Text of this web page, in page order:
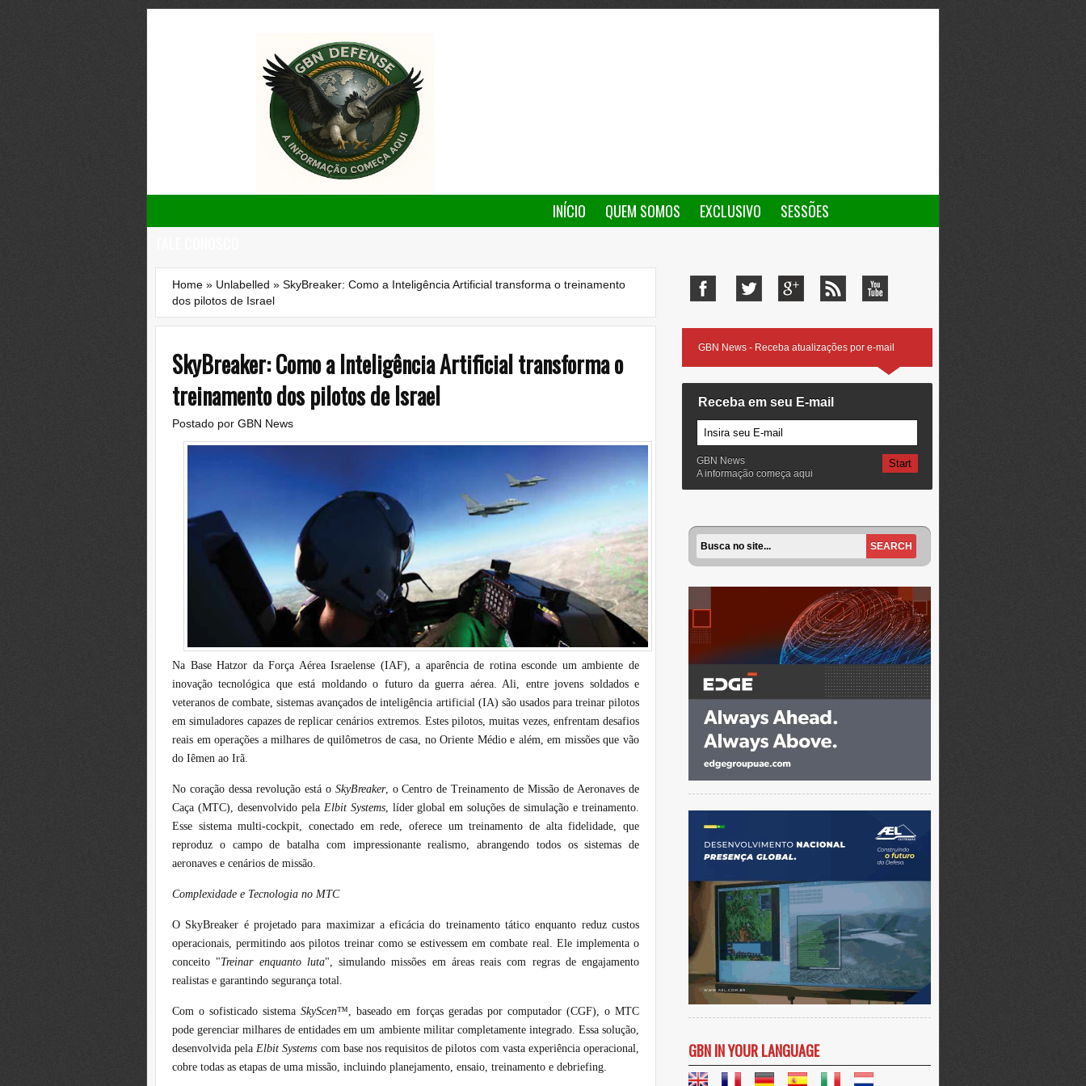
INÍCIO QUEM SOMOS EXCLUSIVO
SESSÕES
Home » Unlabelled » SkyBreaker: Como a Inteligência Artificial transforma o treinamento
dos pilotos de Israel
SkyBreaker: Como a Inteligência Artificial transforma o
treinamento dos pilotos de Israel
Postado por GBN News
Na Base Hatzor da Força Aérea Israelense (IAF), a aparência de rotina esconde um ambiente de
inovação tecnológica que está moldando o futuro da guerra aérea. Ali, entre jovens soldados e
veteranos de combate, sistemas avançados de inteligência artificial (IA) são usados para treinar pilotos
em simuladores capazes de replicar cenários extremos. Estes pilotos, muitas vezes, enfrentam desafios
reais em operações a milhares de quilômetros de casa, no Oriente Médio e além, em missões que vão
do Iêmen ao Irã.
No coração dessa revolução está o SkyBreaker, o Centro de Treinamento de Missão de Aeronaves de
Caça (MTC), desenvolvido pela Elbit Systems, líder global em soluções de simulação e treinamento.
Esse sistema multi-cockpit, conectado em rede, oferece um treinamento de alta fidelidade, que
reproduz o campo de batalha com impressionante realismo, abrangendo todos os sistemas de
aeronaves e cenários de missão.
Complexidade e Tecnologia no MTC
O SkyBreaker é projetado para maximizar a eficácia do treinamento tático enquanto reduz custos
operacionais, permitindo aos pilotos treinar como se estivessem em combate real. Ele implementa o
conceito "Treinar enquanto luta", simulando missões em áreas reais com regras de engajamento
realistas e garantindo segurança total.
Com o sofisticado sistemaSkyScen™, baseado em forças geradas por computador (CGF), o MTC
pode gerenciar milhares de entidades em um ambiente militar completamente integrado. Essa solução,
desenvolvida pela Elbit Systems com base nos requisitos de pilotos com vasta experiência operacional,
cobre todas as etapas de uma missão, incluindo planejamento, ensaio, treinamento e debriefing.
GBN News - Receba atualizações por e-mail
Receba em seu E-mail
GBN News
A informação começa aqui
GBN IN YOUR LANGUAGE